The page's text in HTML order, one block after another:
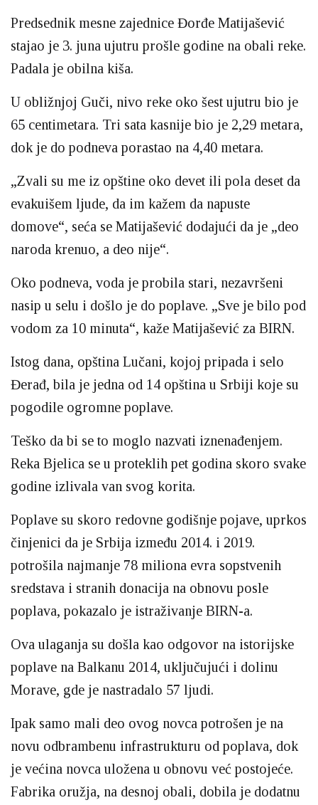
Predsednik mesne zajednice Đorđe Matijašević
stajao je 3. juna ujutru prošle godine na obali reke.
Padala je obilna kiša.
U obližnjoj Guči, nivo reke oko šest ujutru bio je
65 centimetara. Tri sata kasnije bio je 2,29 metara,
dok je do podneva porastao na 4,40 metara.
„Zvali su me iz opštine oko devet ili pola deset da
evakuišem ljude, da im kažem da napuste
domove“, seća se Matijašević dodajući da je „deo
naroda krenuo, a deo nije“.
Oko podneva, voda je probila stari, nezavršeni
nasip u selu i došlo je do poplave. „Sve je bilo pod
vodom za 10 minuta“, kaže Matijašević za BIRN.
Istog dana, opština Lučani, kojoj pripada i selo
Đerađ, bila je jedna od 14 opština u Srbiji koje su
pogodile ogromne poplave.
Teško da bi se to moglo nazvati iznenađenjem.
Reka Bjelica se u proteklih pet godina skoro svake
godine izlivala van svog korita.
Poplave su skoro redovne godišnje pojave, uprkos
činjenici da je Srbija između 2014. i 2019.
potrošila najmanje 78 miliona evra sopstvenih
sredstava i stranih donacija na obnovu posle
poplava, pokazalo je istraživanje BIRN-a.
Ova ulaganja su došla kao odgovor na istorijske
poplave na Balkanu 2014, uključujući i dolinu
Morave, gde je nastradalo 57 ljudi.
Ipak samo mali deo ovog novca potrošen je na
novu odbrambenu infrastrukturu od poplava, dok
je većina novca uložena u obnovu već postojeće.
Fabrika oružja, na desnoj obali, dobila je dodatnu